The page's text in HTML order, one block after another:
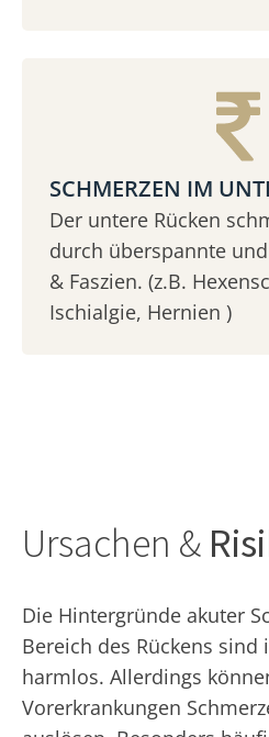
SCHMERZEN IM
Der untere Rücken
durch überspannte
& Faszien. (z.B.
Ischialgie, Hernien )
Ursachen &
Die Hintergründe akuter
Bereich des Rückens sind
harmlos. Allerdings
Vorerkrankungen